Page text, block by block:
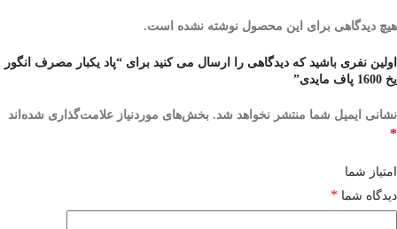
هیچ دیدگاهی برای این محصول نوشته نشده است.
اولین نفری باشید که دیدگاهی را ارسال می کنید برای “پاد یکبار مصرف انگور
یخ 1600 پاف مایدی”
نشانی ایمیل شما منتشر نخواهد شد. بخش‌های موردنیاز علامت‌گذاری شده‌اند
*
امتیاز شما
دیدگاه شما *